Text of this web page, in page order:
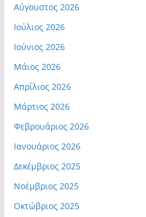
Αύγουστος 2026
Ιούλιος 2026
Ιούνιος 2026
Μάιος 2026
Απρίλιος 2026
Μάρτιος 2026
Φεβρουάριος 2026
Ιανουάριος 2026
Δεκέμβριος 2025
Νοέμβριος 2025
Οκτώβριος 2025